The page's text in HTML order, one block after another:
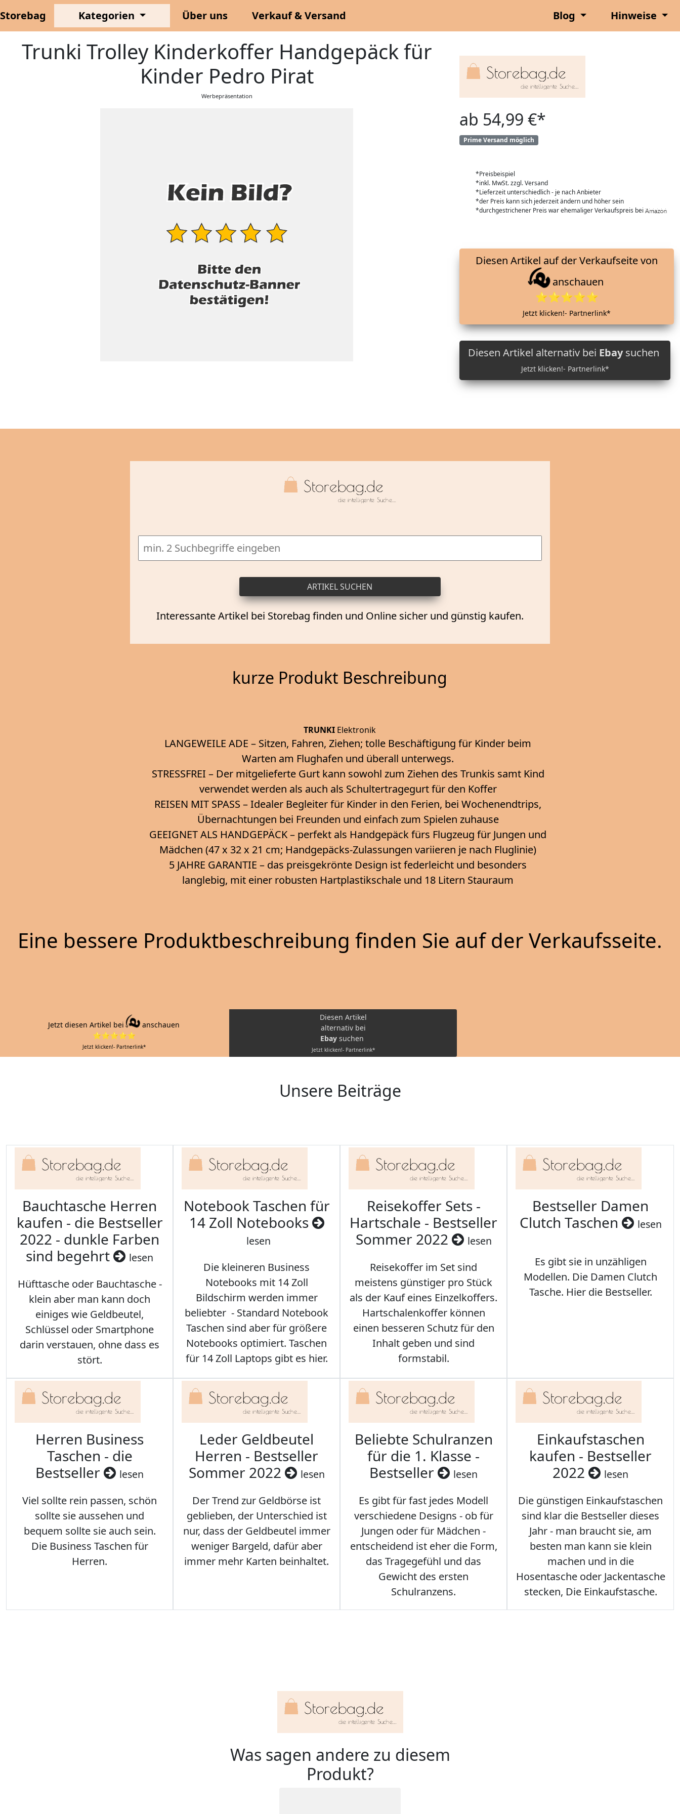
Storebag Kategorien Über uns Verkauf & Versand Blog Hinweise
Trunki Trolley Kinderkoffer Handgepäck für
Kinder Pedro Pirat
Werbepräsentation
ab 54,99 €*
Prime Versand möglich
*Preisbeispiel
*inkl. MwSt. zzgl. Versand
*Lieferzeit unterschiedlich - je nach Anbieter
*der Preis kann sich jederzeit ändern und höher sein
*durchgestrichener Preis war ehemaliger Verkaufspreis bei
anschauen
⭐⭐⭐⭐⭐
Jetzt klicken!- Partnerlink*
Diesen Artikel alternativ bei Ebaysuchen
Jetzt klicken!- Partnerlink*
Interessante Artikel bei Storebag finden und Online sicher und günstig kaufen.
kurze Produkt Beschreibung
TRUNKI Elektronik
LANGEWEILE ADE – Sitzen, Fahren, Ziehen; tolle Beschäftigung für Kinder beim
Warten am Flughafen und überall unterwegs.
STRESSFREI – Der mitgelieferte Gurt kann sowohl zum Ziehen des Trunkis samt Kind
verwendet werden als auch als Schultertragegurt für den Koffer
REISEN MIT SPASS – Idealer Begleiter für Kinder in den Ferien, bei Wochenendtrips,
Übernachtungen bei Freunden und einfach zum Spielen zuhause
GEEIGNET ALS HANDGEPÄCK – perfekt als Handgepäck fürs Flugzeug für Jungen und
Mädchen (47 x 32 x 21 cm; Handgepäcks-Zulassungen variieren je nach Fluglinie)
5 JAHRE GARANTIE – das preisgekrönte Design ist federleicht und besonders
langlebig, mit einer robusten Hartplastikschale und 18 Litern Stauraum
Eine bessere Produktbeschreibung finden Sie auf der Verkaufsseite.
Jetzt diesen Artikel bei
anschauen
⭐⭐⭐⭐⭐
Jetzt klicken!- Partnerlink*
Diesen Artikel
alternativ bei
Ebay suchen
Jetzt klicken!- Partnerlink*
Unsere Beiträge
Bauchtasche Herren
kaufen - die Bestseller
2022 - dunkle Farben
sind begehrt
lesen
Hüfttasche oder Bauchtasche -
klein aber man kann doch
einiges wie Geldbeutel,
Schlüssel oder Smartphone
darin verstauen, ohne dass es
stört.
Notebook Taschen für
14 Zoll Notebooks
lesen
Die kleineren Business
Notebooks mit 14 Zoll
Bildschirm werden immer
beliebter - Standard Notebook
Taschen sind aber für größere
Notebooks optimiert. Taschen
für 14 Zoll Laptops gibt es hier.
Reisekoffer Sets -
Hartschale - Bestseller
Sommer 2022
lesen
Reisekoffer im Set sind
meistens günstiger pro Stück
als der Kauf eines Einzelkoffers.
Hartschalenkoffer können
einen besseren Schutz für den
Inhalt geben und sind
formstabil.
Bestseller Damen
Clutch Taschen
lesen
Es gibt sie in unzähligen
Modellen. Die Damen Clutch
Tasche. Hier die Bestseller.
Herren Business
Taschen - die
Bestseller
lesen
Viel sollte rein passen, schön
sollte sie aussehen und
bequem sollte sie auch sein.
Die Business Taschen für
Herren.
Leder Geldbeutel
Herren - Bestseller
Sommer 2022
lesen
Der Trend zur Geldbörse ist
geblieben, der Unterschied ist
nur, dass der Geldbeutel immer
weniger Bargeld, dafür aber
immer mehr Karten beinhaltet.
Beliebte Schulranzen
für die 1. Klasse -
Bestseller
lesen
Es gibt für fast jedes Modell
verschiedene Designs - ob für
Jungen oder für Mädchen -
entscheidend ist eher die Form,
das Tragegefühl und das
Gewicht des ersten
Schulranzens.
Einkaufstaschen
kaufen - Bestseller
2022
lesen
Die günstigen Einkaufstaschen
sind klar die Bestseller dieses
Jahr - man braucht sie, am
besten man kann sie klein
machen und in die
Hosentasche oder Jackentasche
stecken, Die Einkaufstasche.
Was sagen andere zu diesem
Produkt?